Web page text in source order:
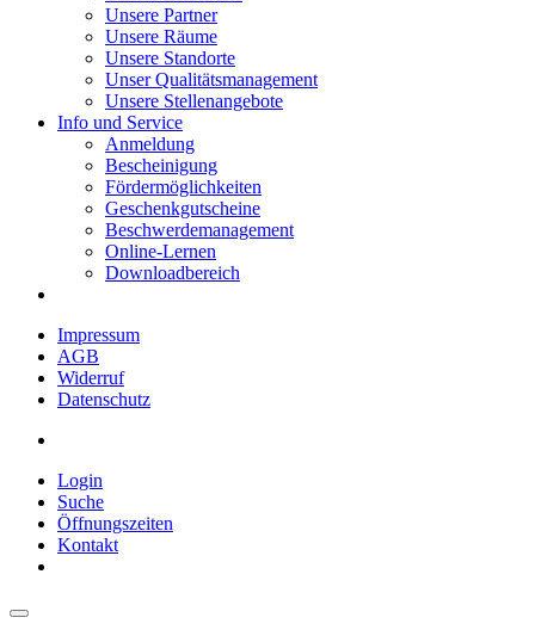
Unsere Partner
Unsere Räume
Unsere Standorte
Unser Qualitätsmanagement
Unsere Stellenangebote
Info und Service
Anmeldung
Bescheinigung
Fördermöglichkeiten
Geschenkgutscheine
Beschwerdemanagement
Online-Lernen
Downloadbereich
Impressum
AGB
Widerruf
Datenschutz
Login
Suche
Öffnungszeiten
Kontakt